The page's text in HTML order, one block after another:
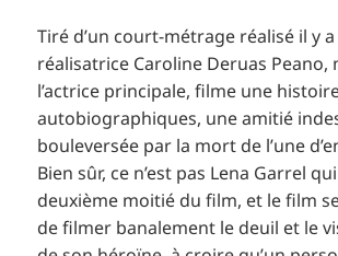
Tiré d’un court-métrage réalisé il y a
réalisatrice Caroline Deruas Peano,
l’actrice principale, filme une
autobiographiques, une amitié
bouleversée par la mort de l’une
Bien sûr, ce n’est pas Lena Garrel
deuxième moitié du film, et le film
de filmer banalement le deuil et le